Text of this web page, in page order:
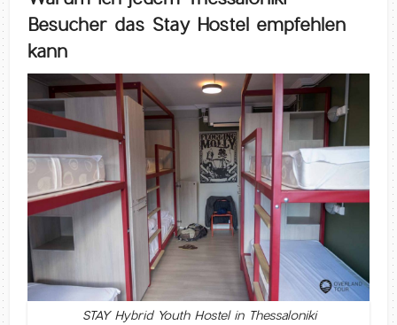
Besucher das Stay Hostel empfehlen
kann
STAY Hybrid Youth Hostel in Thessaloniki